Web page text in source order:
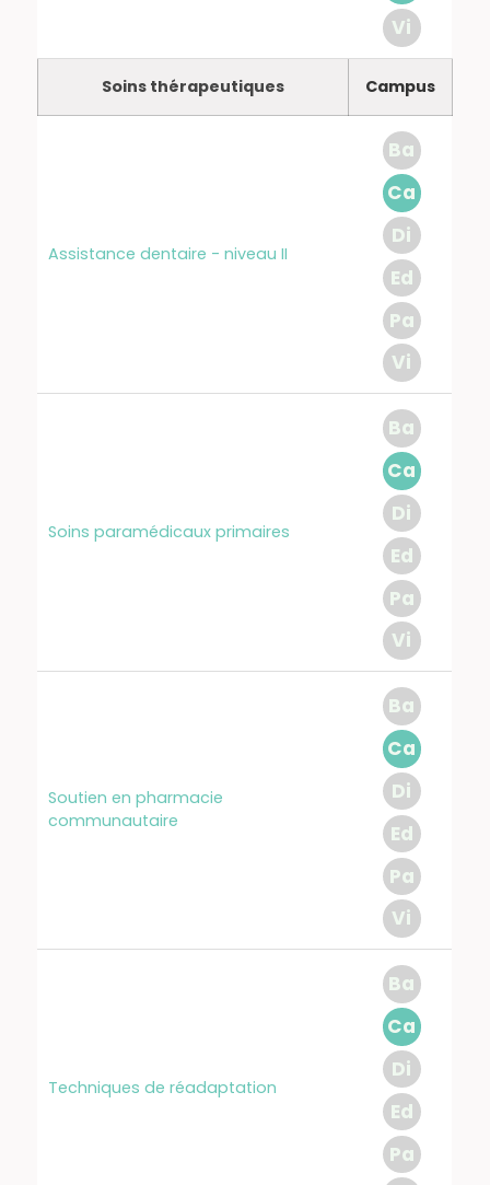
Vi
Soins thérapeutiques Campus
Assistance dentaire - niveau II
Ba
Ca
Di
Ed
Pa
Vi
Soins paramédicaux primaires
Ba
Ca
Di
Ed
Pa
Vi
Soutien en pharmacie
communautaire
Ba
Ca
Di
Ed
Pa
Vi
Techniques de réadaptation
Ba
Ca
Di
Ed
Pa